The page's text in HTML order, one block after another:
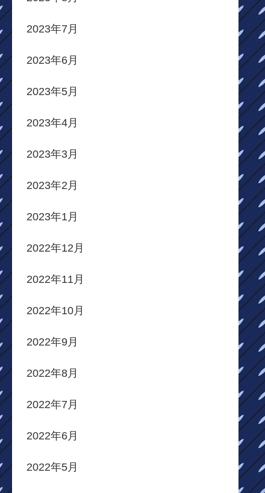
2023年7月
2023年6月
2023年5月
2023年4月
2023年3月
2023年2月
2023年1月
2022年12月
2022年11月
2022年10月
2022年9月
2022年8月
2022年7月
2022年6月
2022年5月